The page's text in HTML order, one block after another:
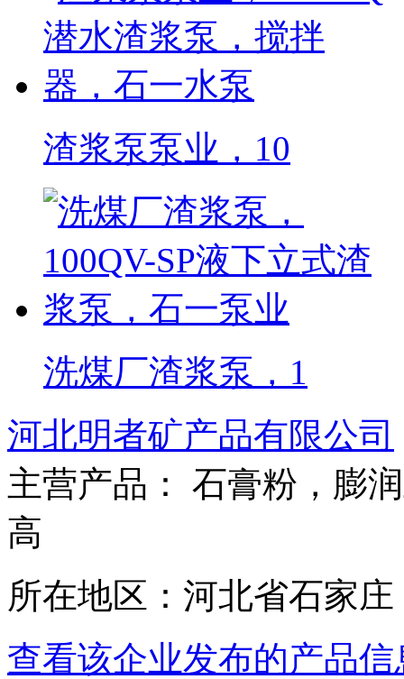
渣浆泵泵业，10
洗煤厂渣浆泵，1
河北明者矿产品有限公司
主营产品： 石膏粉，膨
高
所在地区：河北省石家庄
查看该企业发布的产品信